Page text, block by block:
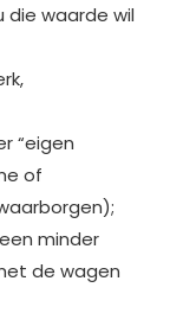
die waarde wil
“eigen
of
minder
de wagen